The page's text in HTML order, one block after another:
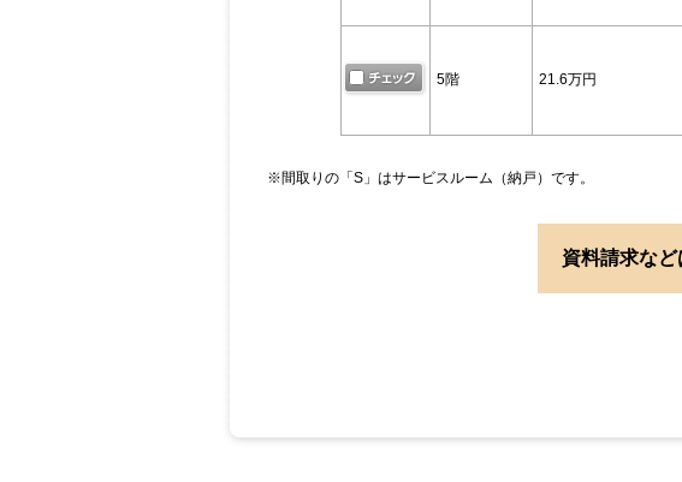
5階 21.6万円
※間取りの「S」はサービスルーム（納戸）です。
資料請求など